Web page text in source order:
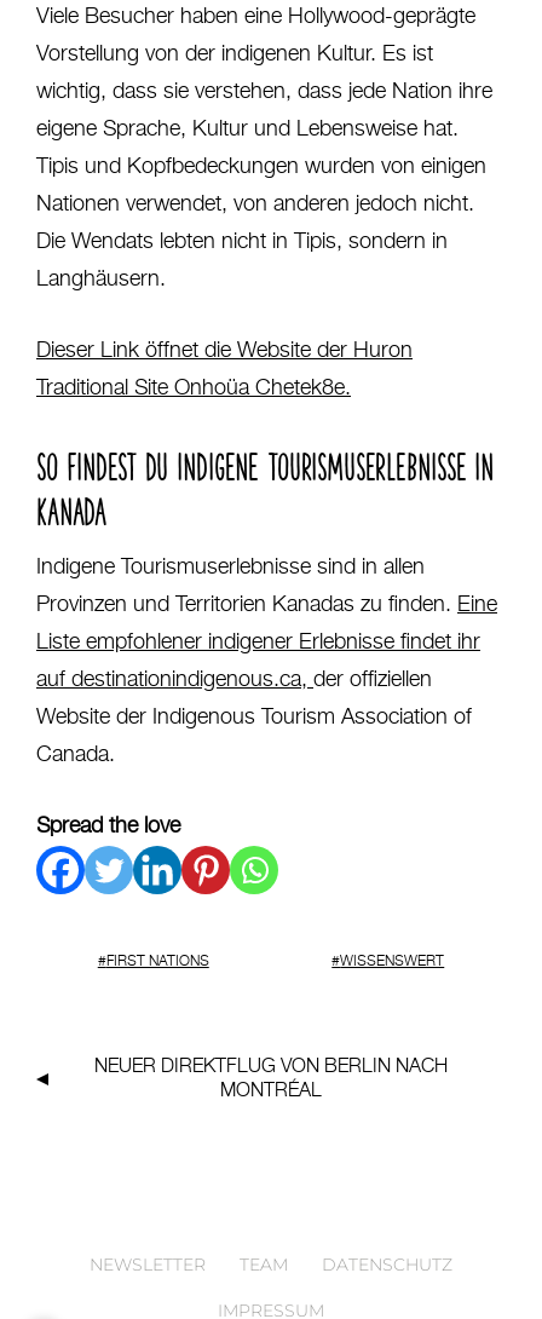
Viele Besucher haben eine Hollywood-geprägte
Vorstellung von der indigenen Kultur. Es ist
wichtig, dass sie verstehen, dass jede Nation ihre
eigene Sprache, Kultur und Lebensweise hat.
Tipis und Kopfbedeckungen wurden von einigen
Nationen verwendet, von anderen jedoch nicht.
Die Wendats lebten nicht in Tipis, sondern in
Langhäusern.
Dieser Link öffnet die Website der Huron
Traditional Site Onhoüa Chetek8e.
SO FINDEST DU INDIGENE TOURISMUSERLEBNISSE IN
KANADA
Indigene Tourismuserlebnisse sind in allen
Provinzen und Territorien Kanadas zu finden. Eine
Liste empfohlener indigener Erlebnisse findet ihr
auf destinationindigenous.ca, der offiziellen
Website der Indigenous Tourism Association of
Canada.
Spread the love
FIRST NATIONS WISSENSWERT
NEUER DIREKTFLUG VON BERLIN NACH
MONTRÉAL
NEWSLETTER TEAM DATENSCHUTZ
IMPRESSUM